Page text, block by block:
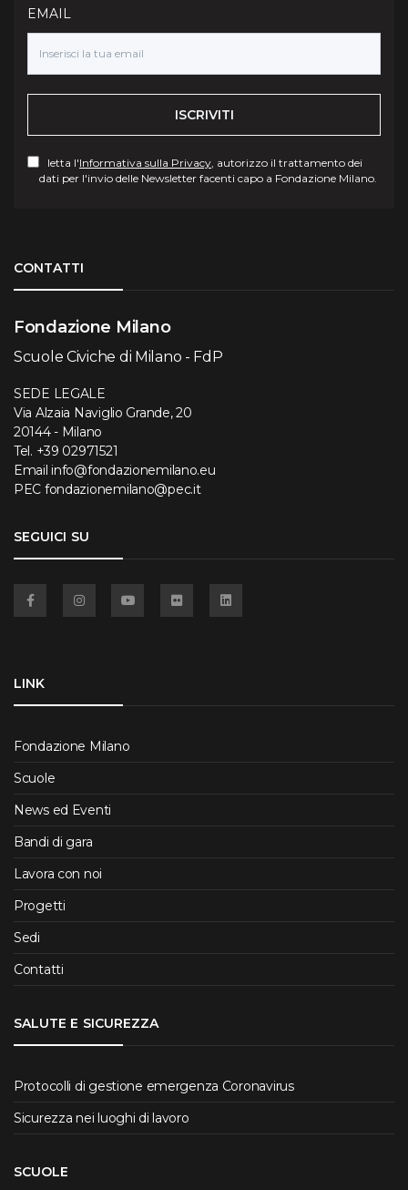
EMAIL
ISCRIVITI
letta l'Informativa sulla Privacy , autorizzo il trattamento dei
dati per l'invio delle Newsletter facenti capo a Fondazione Milano.
CONTATTI
Fondazione Milano
Scuole Civiche di Milano - FdP
SEDE LEGALE
Via Alzaia Naviglio Grande, 20
20144 - Milano
Tel. +39 02971521
Email info@fondazionemilano.eu
PEC fondazionemilano@pec.it
SEGUICI SU
LINK
Fondazione Milano
Scuole
News ed Eventi
Bandi di gara
Lavora con noi
Progetti
Sedi
Contatti
SALUTE E SICUREZZA
Protocolli di gestione emergenza Coronavirus
Sicurezza nei luoghi di lavoro
SCUOLE